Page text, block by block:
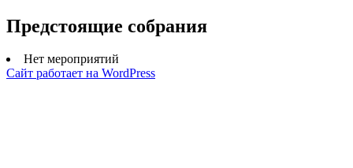
Предстоящие собрания
Нет мероприятий
Сайт работает на WordPress